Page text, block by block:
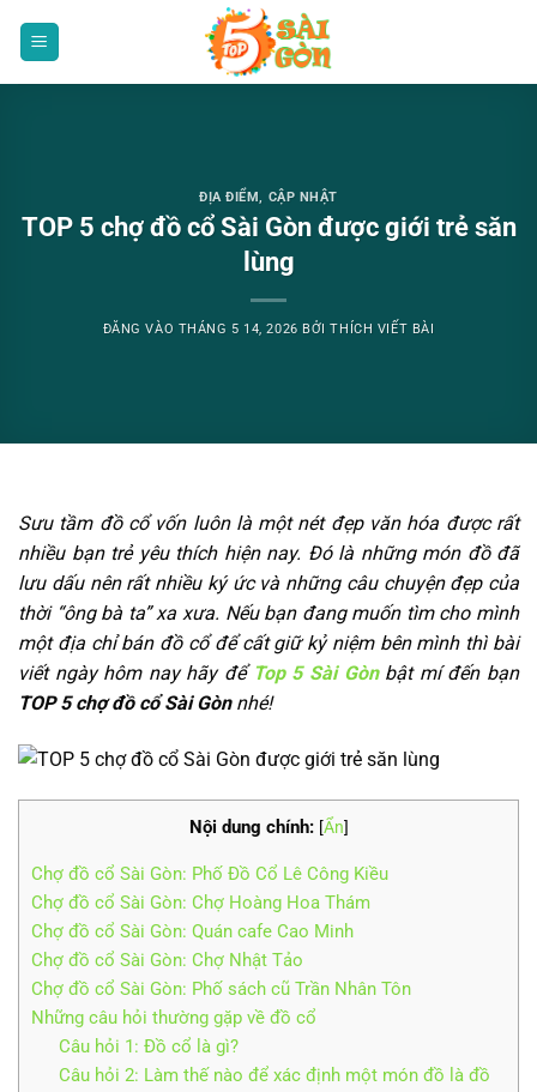
ĐỊA ĐIỂM, CẬP NHẬT
TOP 5 chợ đồ cổ Sài Gòn được giới trẻ săn
lùng
ĐĂNG VÀO THÁNG 5 14, 2026 BỞITHÍCH VIẾT BÀI
Sưu tầm đồ cổ vốn luôn là một nét đẹp văn hóa được rất
nhiều bạn trẻ yêu thích hiện nay. Đó là những món đồ đã
lưu dấu nên rất nhiều ký ức và những câu chuyện đẹp của
thời “ông bà ta” xa xưa. Nếu bạn đang muốn tìm cho mình
một địa chỉ bán đồ cổ để cất giữ kỷ niệm bên mình thì bài
viết ngày hôm nay hãy để Top 5 Sài Gònbật mí đến bạn
TOP 5 chợ đồ cổ Sài Gòn nhé!
Nội dung chính: [Ẩn]
Chợ đồ cổ Sài Gòn: Phố Đồ Cổ Lê Công Kiều
Chợ đồ cổ Sài Gòn: Chợ Hoàng Hoa Thám
Chợ đồ cổ Sài Gòn: Quán cafe Cao Minh
Chợ đồ cổ Sài Gòn: Chợ Nhật Tảo
Chợ đồ cổ Sài Gòn: Phố sách cũ Trần Nhân Tôn
Những câu hỏi thường gặp về đồ cổ
Câu hỏi 1: Đồ cổ là gì?
Câu hỏi 2: Làm thế nào để xác định một món đồ là đồ